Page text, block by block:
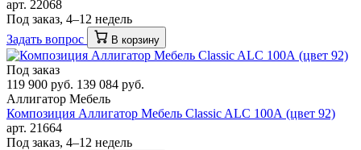
арт. 22068
Под заказ, 4–12 недель
Задать вопрос
В корзину
Под заказ
119 900 руб. 139 084 руб.
Аллигатор Мебель
Композиция Аллигатор Мебель Classic ALC 100А (цвет 92)
арт. 21664
Под заказ, 4–12 недель